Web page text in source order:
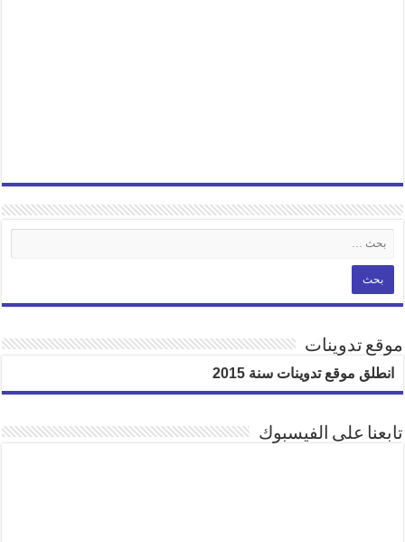
موقع تدوينات
انطلق موقع تدوينات سنة 2015
تابعنا على الفيسبوك